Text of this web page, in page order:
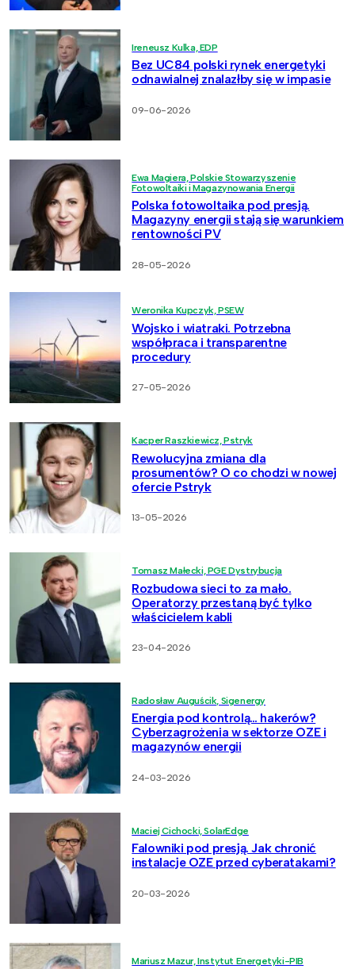
Ireneusz Kulka, EDP
Bez UC84 polski rynek energetyki
odnawialnej znalazłby się w impasie
09-06-2026
Ewa Magiera, Polskie Stowarzyszenie
Fotowoltaiki i Magazynowania Energii
Polska fotowoltaika pod presją.
Magazyny energii stają się warunkiem
rentowności PV
28-05-2026
Weronika Kupczyk, PSEW
Wojsko i wiatraki. Potrzebna
współpraca i transparentne
procedury
27-05-2026
Kacper Raszkiewicz, Pstryk
Rewolucyjna zmiana dla
prosumentów? O co chodzi w nowej
ofercie Pstryk
13-05-2026
Tomasz Małecki, PGE Dystrybucja
Rozbudowa sieci to za mało.
Operatorzy przestaną być tylko
właścicielem kabli
23-04-2026
Radosław Auguścik, Sigenergy
Energia pod kontrolą… hakerów?
Cyberzagrożenia w sektorze OZE i
magazynów energii
24-03-2026
Maciej Cichocki, SolarEdge
Falowniki pod presją. Jak chronić
instalacje OZE przed cyberatakami?
20-03-2026
Mariusz Mazur, Instytut Energetyki-PIB